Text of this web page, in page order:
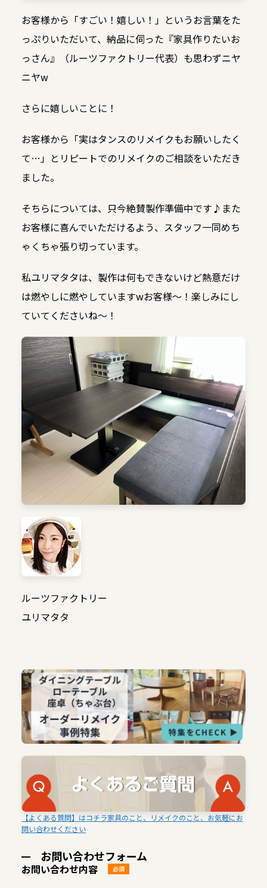
お客様から「すごい！嬉しい！」というお言葉をた
っぷりいただいて、納品に伺った『家具作りたいお
っさん』（ルーツファクトリー代表）も思わずニヤ
ニヤw
さらに嬉しいことに！
お客様から「実はタンスのリメイクもお願いしたく
て…」とリピートでのリメイクのご相談をいただき
ました。
そちらについては、只今絶賛製作準備中です♪また
お客様に喜んでいただけるよう、スタッフ一同めち
ゃくちゃ張り切っています。
私ユリマタタは、製作は何もできないけど熱意だけ
は燃やしに燃やしていますwお客様〜！楽しみにし
ていてくださいね〜！
ルーツファクトリー
ユリマタタ
【よくある質問】はコチラ家具のこと、リメイクのこと、お気軽にお
問い合わせください
お問い合わせフォーム
お問い合わせ内容 必須